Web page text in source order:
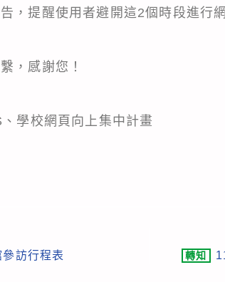
，提醒使用者避開這2個時段進行
，感謝您！
學校網頁向上集中計畫
訪行程表 轉知